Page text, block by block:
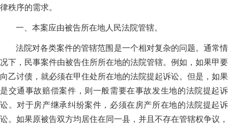
律秩序的需求。
一、本案应由被告所在地人民法院管辖。
法院对各类案件的管辖范围是一个相对复杂的问题。通常情
况下，民事案件由被告住所所在地的法院管辖。例如，如果甲要
向乙讨债，就必须在甲住处所在地的法院提起诉讼。但是，如果
是交通事故赔偿案件，则一般需要在事故发生地的法院提起诉
讼。对于房产继承纠纷案件，必须在房产所在地的法院提起诉
讼。如果原被告双方均居住在同一县，并且不存在管辖权争议，